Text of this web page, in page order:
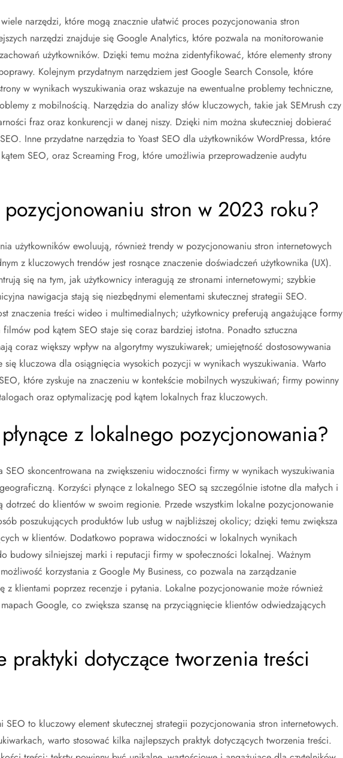
narzędzi, które mogą znacznie ułatwić proces pozycjonowania stron
narzędzi znajduje się Google Analytics, które pozwala na monitorowanie
użytkowników. Dzięki temu można zidentyfikować, które elementy strony
Kolejnym przydatnym narzędziem jest Google Search Console, które
w wynikach wyszukiwania oraz wskazuje na ewentualne problemy techniczne,
z mobilnością. Narzędzia do analizy słów kluczowych, takie jak SEMrush czy
fraz oraz konkurencji w danej niszy. Dzięki nim można skuteczniej dobierać
Inne przydatne narzędzia to Yoast SEO dla użytkowników WordPressa, które
SEO, oraz Screaming Frog, które umożliwia przeprowadzenie audytu
pozycjonowaniu stron w 2023 roku?
użytkowników ewoluują, również trendy w pozycjonowaniu stron internetowych
z kluczowych trendów jest rosnące znaczenie doświadczeń użytkownika (UX).
się na tym, jak użytkownicy interagują ze stronami internetowymi; szybkie
nawigacja stają się niezbędnymi elementami skutecznej strategii SEO.
znaczenia treści wideo i multimedialnych; użytkownicy preferują angażujące formy
pod kątem SEO staje się coraz bardziej istotna. Ponadto sztuczna
coraz większy wpływ na algorytmy wyszukiwarek; umiejętność dostosowywania
kluczowa dla osiągnięcia wysokich pozycji w wynikach wyszukiwania. Warto
które zyskuje na znaczeniu w kontekście mobilnych wyszukiwań; firmy powinny
oraz optymalizację pod kątem lokalnych fraz kluczowych.
z lokalnego pozycjonowania?
skoncentrowana na zwiększeniu widoczności firmy w wynikach wyszukiwania
Korzyści płynące z lokalnego SEO są szczególnie istotne dla małych i
dotrzeć do klientów w swoim regionie. Przede wszystkim lokalne pozycjonowanie
poszukujących produktów lub usług w najbliższej okolicy; dzięki temu zwiększa
w klientów. Dodatkowo poprawa widoczności w lokalnych wynikach
budowy silniejszej marki i reputacji firmy w społeczności lokalnej. Ważnym
korzystania z Google My Business, co pozwala na zarządzanie
z klientami poprzez recenzje i pytania. Lokalne pozycjonowanie może również
Google, co zwiększa szansę na przyciągnięcie klientów odwiedzających
praktyki dotyczące tworzenia treści
SEO to kluczowy element skutecznej strategii pozycjonowania stron internetowych.
warto stosować kilka najlepszych praktyk dotyczących tworzenia treści.